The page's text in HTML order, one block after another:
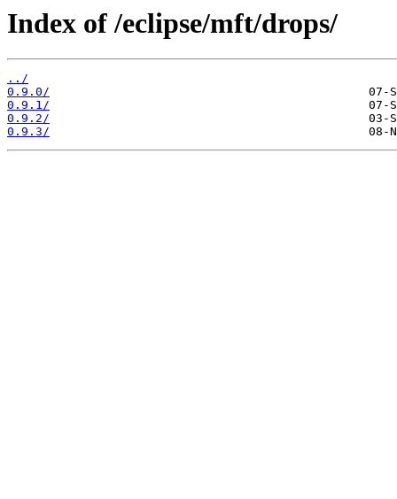
Index of /eclipse/mft/drops/
../
0.9.0/
0.9.1/
0.9.2/
0.9.3/